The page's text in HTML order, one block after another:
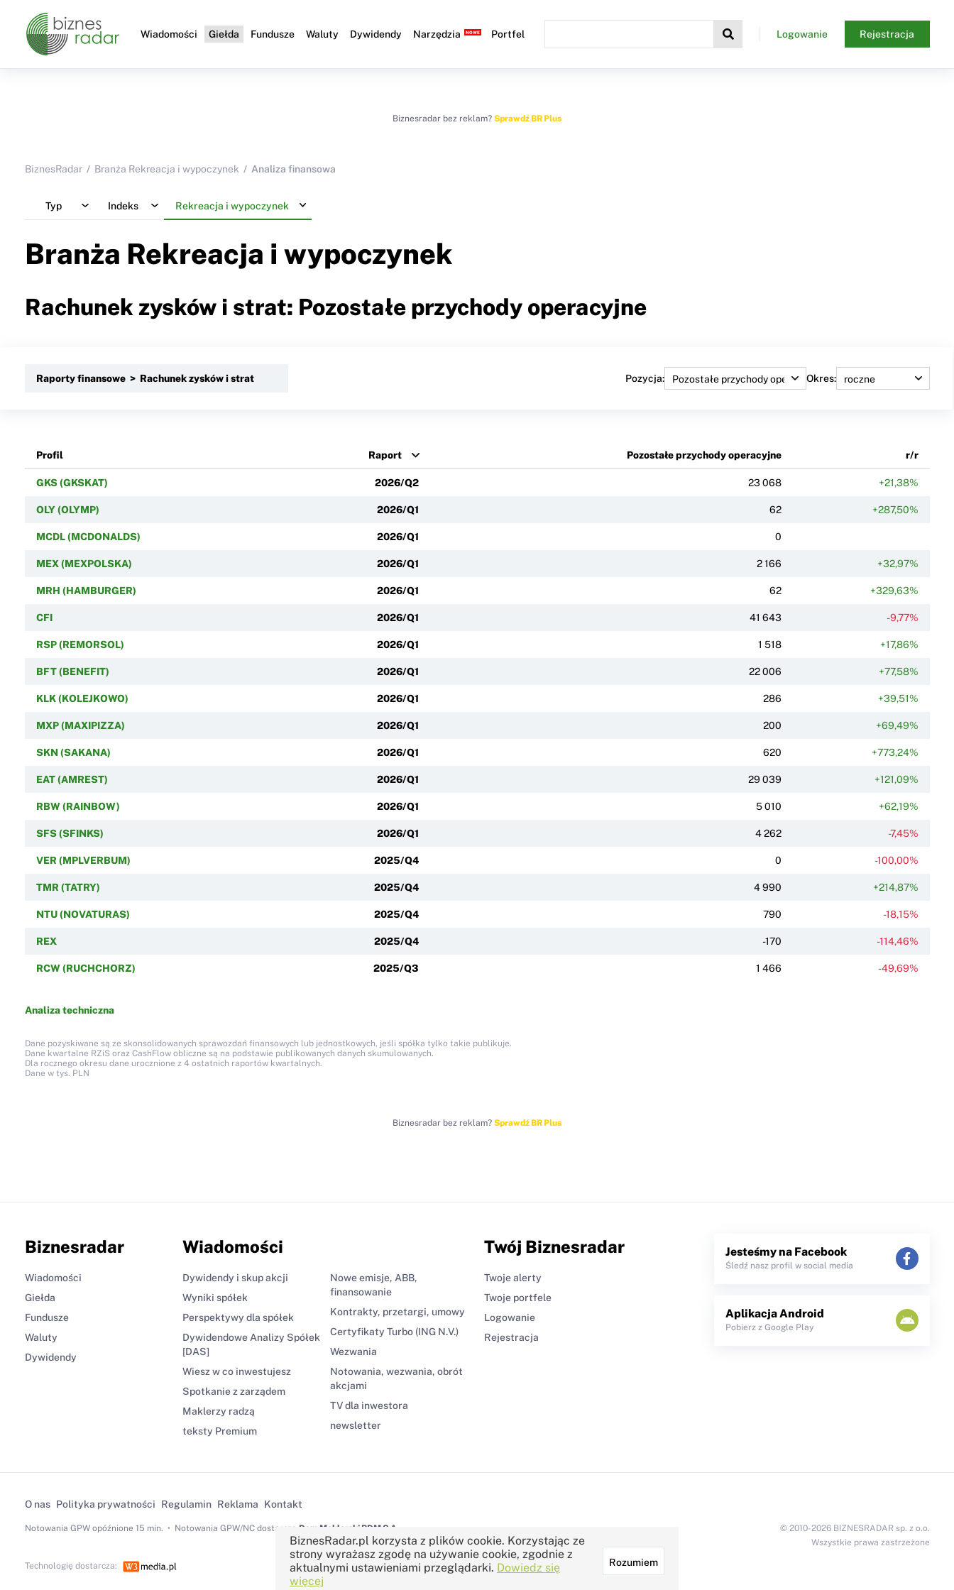
Wiadomości Giełda Fundusze Waluty Dywidendy Narzędzia Portfel Logowanie Rejestracja
Biznesradar bez reklam? Sprawdź BR Plus
BiznesRadar Branża Rekreacja i wypoczynek Analiza finansowa
Typ Indeks Rekreacja i wypoczynek
Branża Rekreacja i wypoczynek
Rachunek zysków i strat: Pozostałe przychody operacyjne
Raporty finansowe > Rachunek zysków i strat Pozycja: Okres:
Profil Raport Pozostałe przychody operacyjne r/r
GKS (GKSKAT) 2026/Q2 23 068 +21,38%
OLY (OLYMP) 2026/Q1 62 +287,50%
MCDL (MCDONALDS) 2026/Q1 0
MEX (MEXPOLSKA) 2026/Q1 2 166 +32,97%
MRH (HAMBURGER) 2026/Q1 62 +329,63%
CFI 2026/Q1 41 643 -9,77%
RSP (REMORSOL) 2026/Q1 1 518 +17,86%
BFT (BENEFIT) 2026/Q1 22 006 +77,58%
KLK (KOLEJKOWO) 2026/Q1 286 +39,51%
MXP (MAXIPIZZA) 2026/Q1 200 +69,49%
SKN (SAKANA) 2026/Q1 620 +773,24%
EAT (AMREST) 2026/Q1 29 039 +121,09%
RBW (RAINBOW) 2026/Q1 5 010 +62,19%
SFS (SFINKS) 2026/Q1 4 262 -7,45%
VER (MPLVERBUM) 2025/Q4 0 -100,00%
TMR (TATRY) 2025/Q4 4 990 +214,87%
NTU (NOVATURAS) 2025/Q4 790 -18,15%
REX 2025/Q4 -170 -114,46%
RCW (RUCHCHORZ) 2025/Q3 1 466 -49,69%
Analiza techniczna
Dane pozyskiwane są ze skonsolidowanych sprawozdań finansowych lub jednostkowych, jeśli spółka tylko takie publikuje.
Dane kwartalne RZiS oraz CashFlow obliczne są na podstawie publikowanych danych skumulowanych.
Dla rocznego okresu dane urocznione z 4 ostatnich raportów kwartalnych.
Dane w tys. PLN
Biznesradar bez reklam? Sprawdź BR Plus
Biznesradar
Wiadomości
Giełda
Fundusze
Waluty
Dywidendy
Wiadomości
Dywidendy i skup akcji
Wyniki spółek
Perspektywy dla spółek
Dywidendowe Analizy Spółek
[DAS]
Wiesz w co inwestujesz
Spotkanie z zarządem
Maklerzy radzą
teksty Premium
Nowe emisje, ABB,
finansowanie
Kontrakty, przetargi, umowy
Certyfikaty Turbo (ING N.V.)
Wezwania
Notowania, wezwania, obrót
akcjami
TV dla inwestora
newsletter
Twój Biznesradar
Twoje alerty
Twoje portfele
Logowanie
Rejestracja
Jesteśmy na Facebook
Śledź nasz profil w social media
Aplikacja Android
Pobierz z Google Play
O nas Polityka prywatności Regulamin Reklama Kontakt
Notowania GPWopóźnione 15 min. Notowania GPW/NC dostarcza Dom Maklerski BDM S.A.
© 2010-2026 BIZNESRADAR sp. z o.o.
Wszystkie prawa zastrzeżone
Technologię dostarcza:
BiznesRadar.pl korzysta z plików cookie. Korzystając ze
strony wyrażasz zgodę na używanie cookie, zgodnie z
aktualnymi ustawieniami przeglądarki. Dowiedz się
więcej
Rozumiem